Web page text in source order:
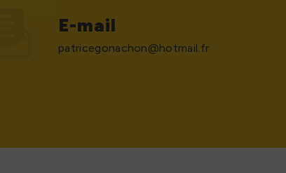
E-mail
patricegonachon@hotmail.fr